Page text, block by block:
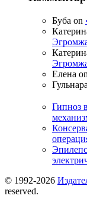
Буба on
Елена on
Гипноз
© 1992-2026
reserved.